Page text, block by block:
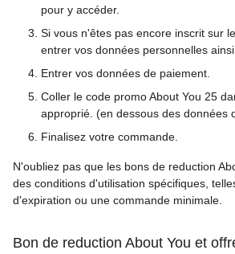
pour y accéder.
Si vous n'êtes pas encore inscrit sur
entrer vos données personnelles
Entrer vos données de paiement.
Coller le code promo About You 25
approprié. (en dessous des données
Finalisez votre commande.
N'oubliez pas que les bons de reduction
des conditions d'utilisation spécifiques,
d'expiration ou une commande minimale.
Bon de reduction About You et